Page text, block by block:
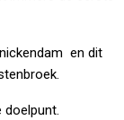
en dit
doelpunt.